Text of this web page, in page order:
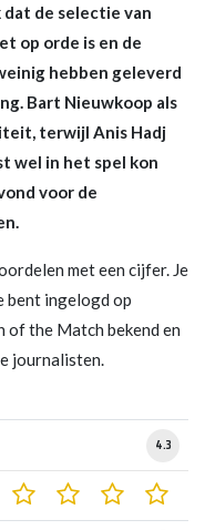
de selectie van
op orde is en de
hebben geleverd
Bart Nieuwkoop als
terwijl Anis Hadj
wel in het spel kon
voor de
met een cijfer. Je
bent ingelogd op
of the Match bekend en
journalisten.
4.3